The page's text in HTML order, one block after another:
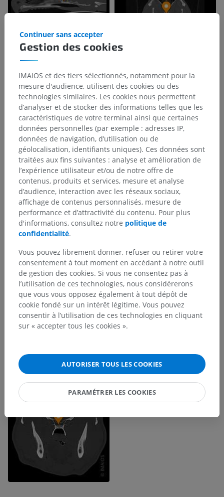
Gestion des cookies
Continuer sans accepter
IMAIOS et des tiers sélectionnés, notamment pour la
mesure d'audience, utilisent des cookies ou des
technologies similaires. Les cookies nous permettent
d’analyser et de stocker des informations telles que les
caractéristiques de votre terminal ainsi que certaines
données personnelles (par exemple : adresses IP,
données de navigation, d’utilisation ou de
géolocalisation, identifiants uniques). Ces données sont
traitées aux fins suivantes : analyse et amélioration de
l’expérience utilisateur et/ou de notre offre de
contenus, produits et services, mesure et analyse
d’audience, interaction avec les réseaux sociaux,
affichage de contenus personnalisés, mesure de
performance et d’attractivité du contenu. Pour plus
d'informations, consultez notre politique de
confidentialité.
Vous pouvez librement donner, refuser ou retirer votre
consentement à tout moment en accédant à notre outil
de gestion des cookies. Si vous ne consentez pas à
l’utilisation de ces technologies, nous considérerons
que vous vous opposez également à tout dépôt de
cookie fondé sur un intérêt légitime. Vous pouvez
consentir à l’utilisation de ces technologies en cliquant
sur « accepter tous les cookies ».
AUTORISER TOUS LES COOKIES
PARAMÉTRER LES COOKIES